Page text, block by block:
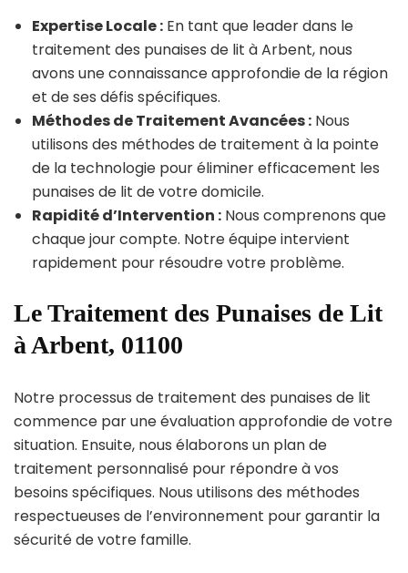
Expertise Locale : En tant que leader dans le
traitement des punaises de lit à Arbent, nous
avons une connaissance approfondie de la région
et de ses défis spécifiques.
Méthodes de Traitement Avancées : Nous
utilisons des méthodes de traitement à la pointe
de la technologie pour éliminer efficacement les
punaises de lit de votre domicile.
Rapidité d’Intervention : Nous comprenons que
chaque jour compte. Notre équipe intervient
rapidement pour résoudre votre problème.
Le Traitement des Punaises de Lit
à Arbent, 01100
Notre processus de traitement des punaises de lit
commence par une évaluation approfondie de votre
situation. Ensuite, nous élaborons un plan de
traitement personnalisé pour répondre à vos
besoins spécifiques. Nous utilisons des méthodes
respectueuses de l’environnement pour garantir la
sécurité de votre famille.